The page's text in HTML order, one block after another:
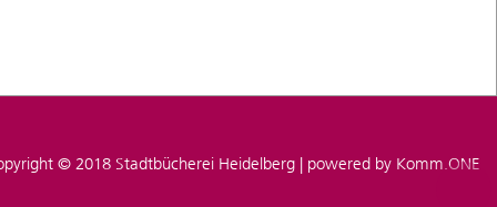
© 2018 Stadtbücherei Heidelberg | powered by Komm.ONE